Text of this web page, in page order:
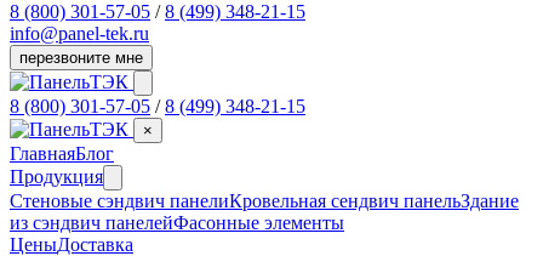
8 (800) 301-57-05 / 8 (499) 348-21-15
info@panel-tek.ru
перезвоните мне
8 (800) 301-57-05 / 8 (499) 348-21-15
×
ГлавнаяБлог
Продукция
Cтеновые сэндвич панелиКровельная сендвич панельЗдание
из сэндвич панелейФасонные элементы
ЦеныДоставка